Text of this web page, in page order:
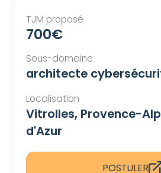
TJM proposé
700€
Sous-domaine
architecte
Localisation
Vitrolles, Provence-
d'Azur
POSTULER